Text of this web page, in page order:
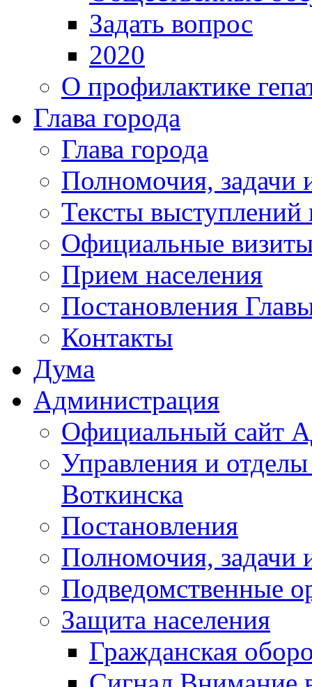
Задать вопрос
2020
О профилактике
Глава города
Глава города
Полномочия, задачи
Тексты выступлений
Официальные
Прием населения
Постановления
Контакты
Дума
Администрация
Официальный сайт
Управления и
Воткинска
Постановления
Полномочия, задачи
Подведомственные
Защита населения
Гражданская